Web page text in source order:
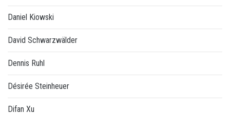
Daniel Kiowski
David Schwarzwälder
Dennis Ruhl
Désirée Steinheuer
Difan Xu